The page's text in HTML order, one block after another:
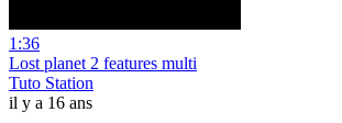
1:36
Lost planet 2 features multi
Tuto Station
il y a 16 ans